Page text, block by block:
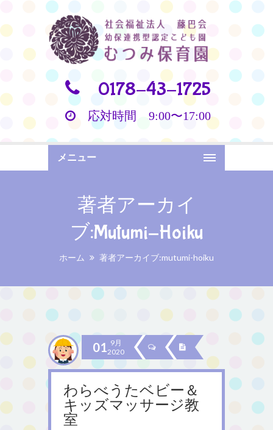
0178-43-1725
応対時間 9:00〜17:00
メニュー
著者アーカイ
ブ:mutumi-Hoiku
ホーム 著者アーカイブ:mutumi-hoiku
01 9月
2020
わらべうたベビー＆
キッズマッサージ教
室